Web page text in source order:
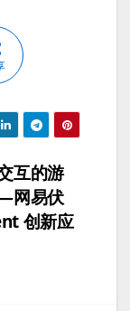
互的游
网易伏
创新应